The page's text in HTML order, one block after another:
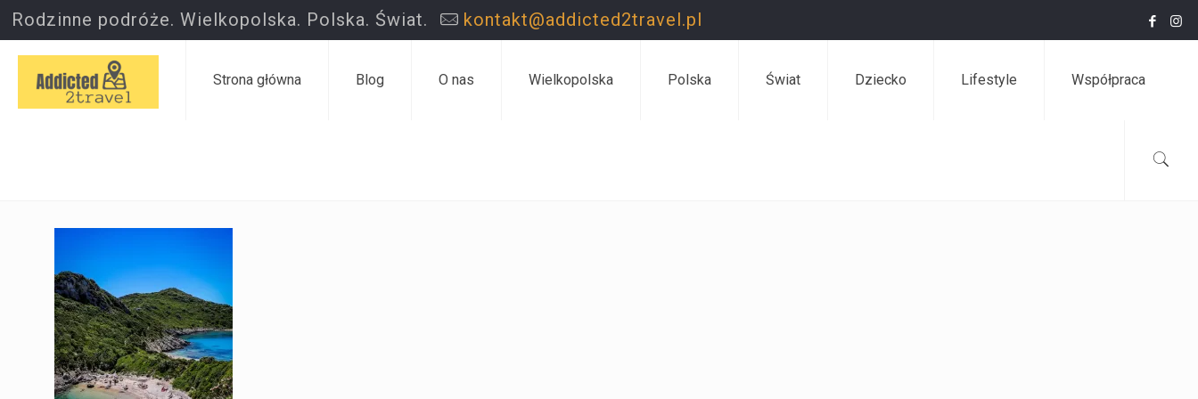
Rodzinne podróże. Wielkopolska. Polska. Świat. kontakt@addicted2travel.pl
Strona główna Blog O nas Wielkopolska Polska Świat Dziecko Lifestyle Współpraca